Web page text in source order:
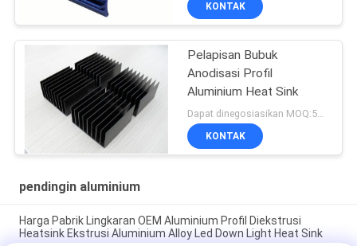
KONTAK
Pelapisan Bubuk
Anodisasi Profil
Aluminium Heat Sink
Dapat dinegosiasikan MOQ:500KGS
KONTAK
pendingin aluminium
Harga Pabrik Lingkaran OEM Aluminium Profil Diekstrusi
Heatsink Ekstrusi Aluminium Alloy Led Down Light Heat Sink